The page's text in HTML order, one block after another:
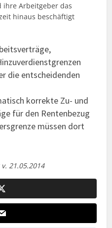
ihre Arbeitgeber das
hinaus beschäftigt
die entscheidenden
korrekte Zu- und
für den Rentenbezug
müssen dort
21.05.2014